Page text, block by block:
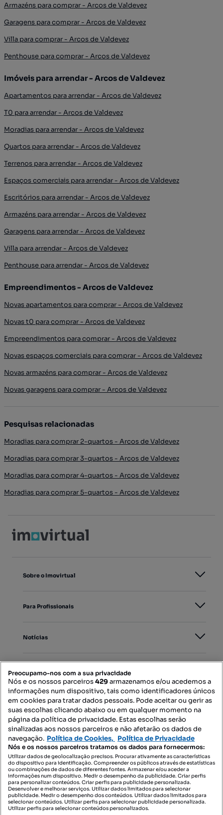
Armazéns para comprar - Arcos de Valdevez
Garagens para comprar - Arcos de Valdevez
Villa para comprar - Arcos de Valdevez
Penthouse para comprar - Arcos de Valdevez
Imóveis para arrendar - Arcos de Valdevez
Apartamentos para arrendar - Arcos de Valdevez
T0 para arrendar - Arcos de Valdevez
Moradias para arrendar - Arcos de Valdevez
Quartos para arrendar - Arcos de Valdevez
Terrenos para arrendar - Arcos de Valdevez
Espaços comerciais para arrendar - Arcos de Valdevez
Escritórios para arrendar - Arcos de Valdevez
Armazéns para arrendar - Arcos de Valdevez
Garagens para arrendar - Arcos de Valdevez
Villa para arrendar - Arcos de Valdevez
Penthouse para arrendar - Arcos de Valdevez
Empreendimentos - Arcos de Valdevez
Novas apartamentos para comprar - Arcos de Valdevez
Novas t0 para comprar - Arcos de Valdevez
Empreendimentos para comprar - Arcos de Valdevez
Novas espaços comerciais para comprar - Arcos de Valdevez
Novas armazéns para comprar - Arcos de Valdevez
Novas garagens para comprar - Arcos de Valdevez
Pesquisas relacionadas
Moradias para comprar 2-quartos - Arcos de Valdevez
Moradias para comprar 3-quartos - Arcos de Valdevez
Moradias para comprar 4-quartos - Arcos de Valdevez
Moradias para comprar 5-quartos - Arcos de Valdevez
Sobre o Imovirtual
Para Profissionais
Notícias
Mapa do Site
Contacte-nos
SIGA-NOS:
DESCARREGAR NA:
Preocupamo-nos com a sua privacidade
Nós e os nossos parceiros429armazenamos e/ou acedemos a
informações num dispositivo, tais como identificadores únicos
em cookies para tratar dados pessoais. Pode aceitar ou gerir as
suas escolhas clicando abaixo ou em qualquer momento na
página da política de privacidade. Estas escolhas serão
sinalizadas aos nossos parceiros e não afetarão os dados de
navegação. Política de Cookies, Política de Privacidade
Nós e os nossos parceiros tratamos os dados para fornecermos:
Utilizar dados de geolocalização precisos. Procurar ativamente as características
do dispositivo para identificação. Compreender os públicos através de estatísticas
ou combinações de dados de diferentes fontes. Armazenar e/ou aceder a
informações num dispositivo. Medir o desempenho da publicidade. Criar perfis
para personalizar conteúdos. Criar perfis para publicidade personalizada.
Desenvolver e melhorar serviços. Utilizar dados limitados para selecionar
publicidade. Medir o desempenho dos conteúdos. Utilizar dados limitados para
selecionar conteúdos. Utilizar perfis para selecionar publicidade personalizada.
Utilizar perfis para selecionar conteúdos personalizados.